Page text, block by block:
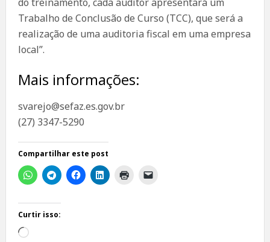
Trabalho de Conclusão de Curso (TCC), que será a
realização de uma auditoria fiscal em uma empresa
local”.
Mais informações:
svarejo@sefaz.es.gov.br
(27) 3347-5290
Compartilhar este post
Curtir isso:
Carregando...